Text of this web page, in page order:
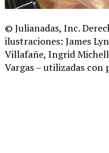
© Julianadas, Inc.
ilustraciones: James
Villafañe, Ingrid
Vargas – utilizadas con